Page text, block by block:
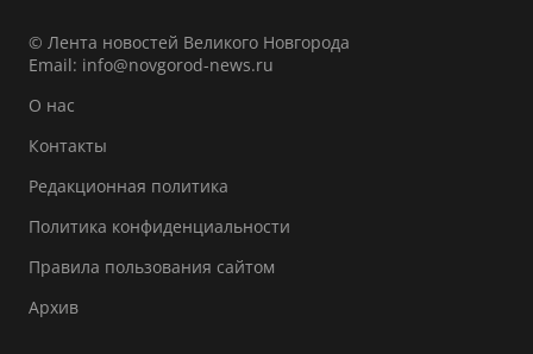
© Лента новостей Великого Новгорода
Email: info@novgorod-news.ru
О нас
Контакты
Редакционная политика
Политика конфиденциальности
Правила пользования сайтом
Архив